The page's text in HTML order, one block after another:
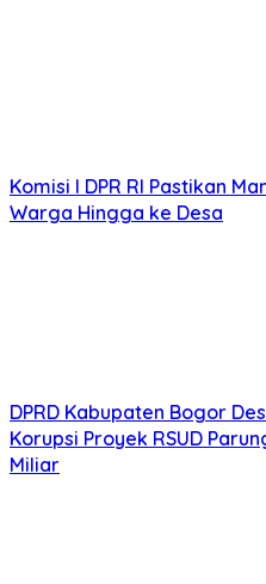
Komisi I DPR RI Pastikan
Warga Hingga ke Desa
DPRD Kabupaten Bogor
Korupsi Proyek RSUD
Miliar